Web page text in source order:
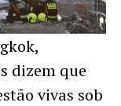
dizem que
vivas sob